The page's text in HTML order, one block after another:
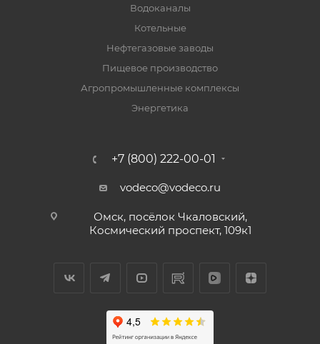
Водоканалы
Котельные
Нефтегазовые заводы
Пищевое производство
Агропромышленные комплексы
Энергетика
+7 (800) 222-00-01
vodeco@vodeco.ru
Омск, посёлок Чкаловский,
Космический проспект, 109к1